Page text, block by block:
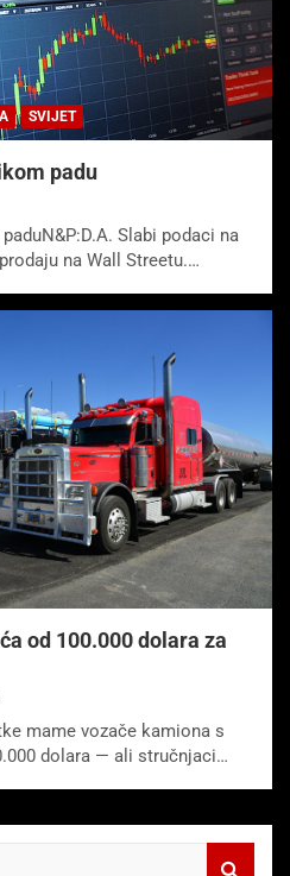
SVIJET
padu
Slabi podaci na
na Wall Streetu.…
od 100.000 dolara za
mame vozače kamiona s
dolara — ali stručnjaci…